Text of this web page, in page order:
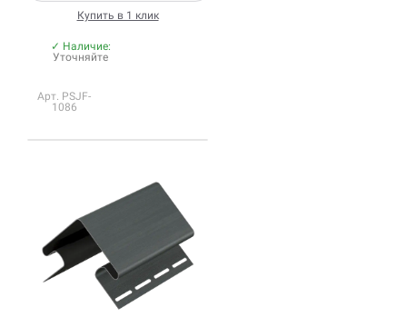
Купить в 1 клик
✓ Наличие:
Уточняйте
Арт. PSJF-
1086